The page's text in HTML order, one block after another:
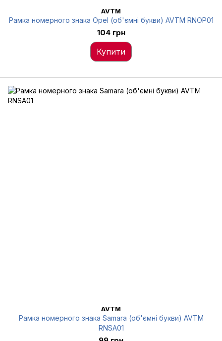
AVTM
Рамка номерного знака Opel (об'ємні букви) AVTM RNOP01
104 грн
Купити
AVTM
Рамка номерного знака Samara (об'ємні букви) AVTM
RNSA01